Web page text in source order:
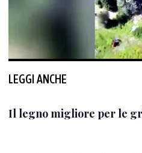
LEGGI ANCHE
Il legno migliore per le